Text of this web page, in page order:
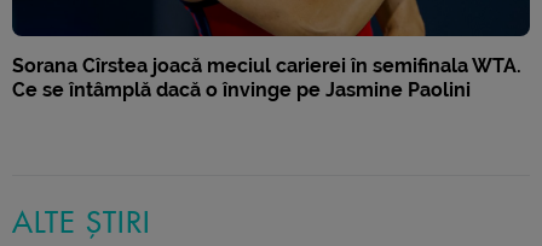
Sorana Cîrstea joacă meciul carierei în semifinala WTA.
Ce se întâmplă dacă o învinge pe Jasmine Paolini
ALTE ȘTIRI